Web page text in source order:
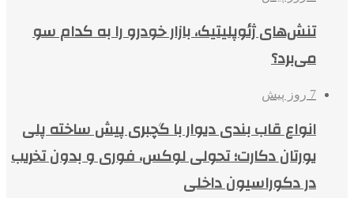
تنش‌های ژئوپلیتیک، بازار خودرو را به کدام سو
می‌برد؟
7 روز پیش
انواع قاب بندی دیوار با گچبری پیش ساخته پلی
یورتان دکارت؛ تحولی لوکس، فوری و بدون تخریب
در دکوراسیون داخلی